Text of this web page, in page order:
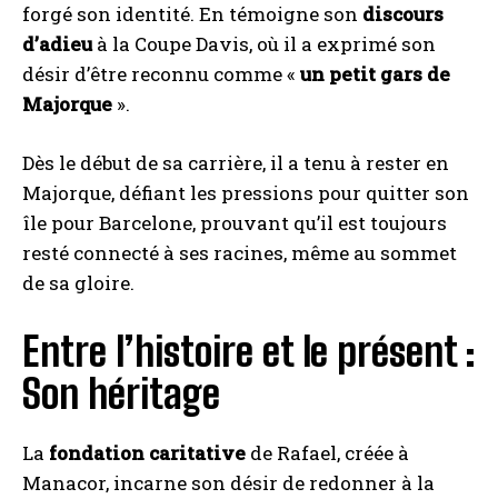
forgé son identité. En témoigne son discours
d’adieuà la Coupe Davis, où il a exprimé son
désir d’être reconnu comme « un petit gars de
Majorque ».
Dès le début de sa carrière, il a tenu à rester en
Majorque, défiant les pressions pour quitter son
île pour Barcelone, prouvant qu’il est toujours
resté connecté à ses racines, même au sommet
de sa gloire.
Entre l’histoire et le présent :
Son héritage
La fondation caritative de Rafael, créée à
Manacor, incarne son désir de redonner à la